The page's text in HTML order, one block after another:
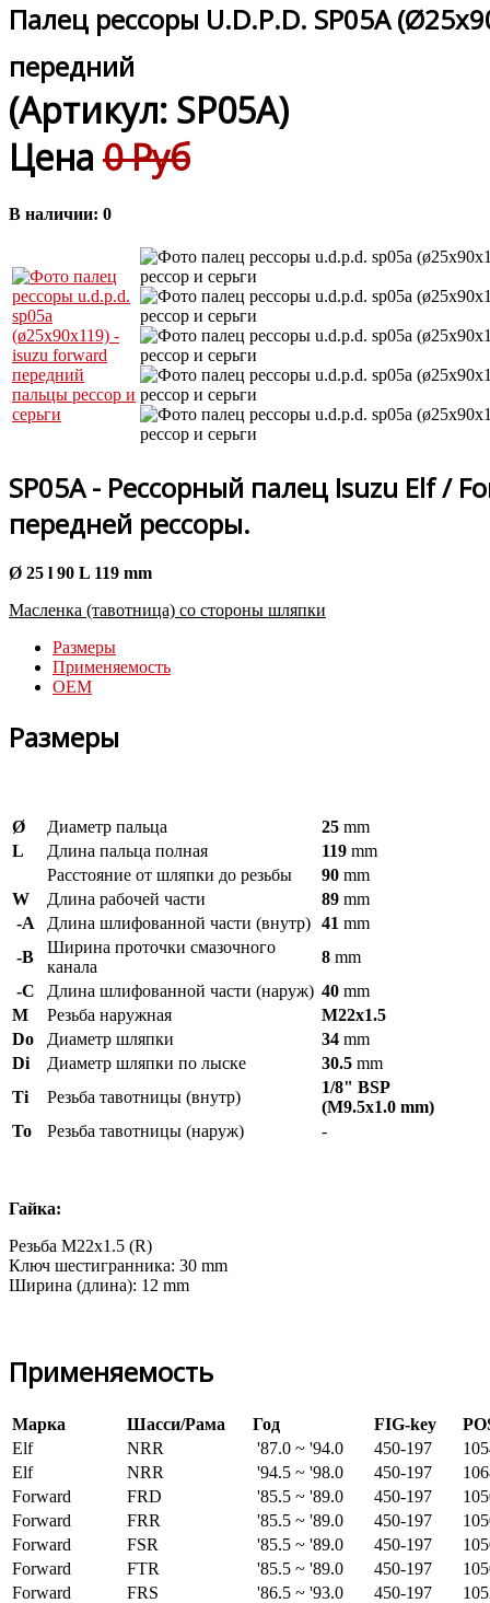
Палец рессоры U.D.P.D. SP05A
передний
(Артикул: SP05A)
Цена 0 Руб
В наличии: 0
SP05A - Рессорный палец Isuzu Elf /
передней рессоры.
Ø 25 l 90 L 119 mm
Масленка (тавотница) со стороны шляпки
Размеры
Применяемость
OEM
Размеры
Ø Диаметр пальца 25 mm
L
Длина пальца полная 119 mm
Расстояние от шляпки до резьбы
90 mm
W
Длина рабочей части 89 mm
-A
Длина шлифованной части (внутр) 41 mm
-B
Ширина проточки смазочного
канала
8 mm
-C
Длина шлифованной части (наруж) 40 mm
M
Резьба наружная
M22x1.5
Do
Диаметр шляпки 34 mm
Di
Диаметр шляпки по лыске 30.5 mm
Ti
Резьба тавотницы (внутр)
1/8" BSP
(M9.5x1.0 mm)
To
Резьба тавотницы (наруж) -
Гайка:
Резьба M22x1.5 (R)
Ключ шестигранника: 30 mm
Ширина (длина): 12 mm
Применяемость
Марка Шасси/Рама Год FIG-key
Elf
NRR '87.0 ~ '94.0 450-197
Elf
NRR '94.5 ~ '98.0 450-197
Forward
FRD '85.5 ~ '89.0 450-197
Forward
FRR '85.5 ~ '89.0 450-197
Forward
FSR '85.5 ~ '89.0 450-197
Forward
FTR '85.5 ~ '89.0 450-197
Forward
FRS '86.5 ~ '93.0 450-197